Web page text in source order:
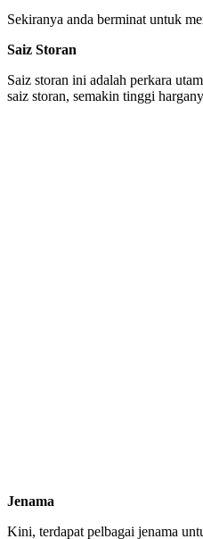
Sekiranya anda berminat untuk
Saiz Storan
Saiz storan ini adalah perkara
saiz storan, semakin tinggi
Jenama
Kini, terdapat pelbagai jenama